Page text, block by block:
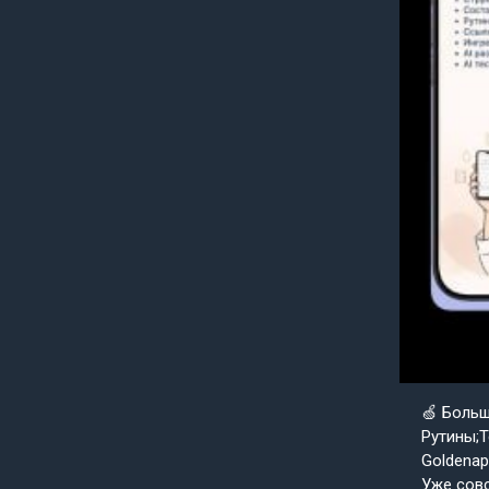
🍏
Уже